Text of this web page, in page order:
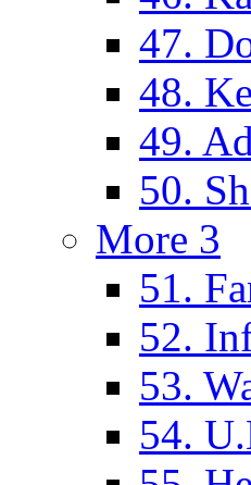
47.
48.
49.
50.
More 3
51.
52.
53.
54.